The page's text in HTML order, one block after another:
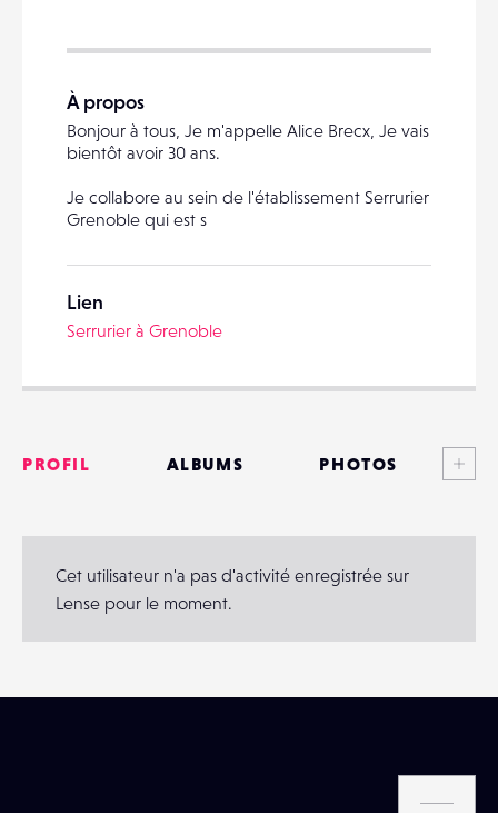
DESTINATAIRE
EMAIL
VOTRE
À propos
Bonjour à tous, Je m'appelle Alice Brecx, Je vais
bientôt avoir 30 ans.
Je collabore au sein de l'établissement Serrurier
Grenoble qui est s
Lien
Serrurier à Grenoble
PROFIL ALBUMS PHOTOS
MATÉRIELS
Cet utilisateur n'a pas d'activité enregistrée sur
Lense pour le moment.